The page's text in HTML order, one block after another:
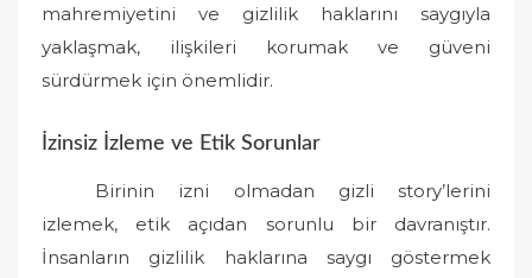
mahremiyetini ve gizlilik haklarını saygıyla
yaklaşmak, ilişkileri korumak ve güveni
sürdürmek için önemlidir.
İzinsiz İzleme ve Etik Sorunlar
Birinin izni olmadan gizli story’lerini
izlemek, etik açıdan sorunlu bir davranıştır.
İnsanların gizlilik haklarına saygı göstermek